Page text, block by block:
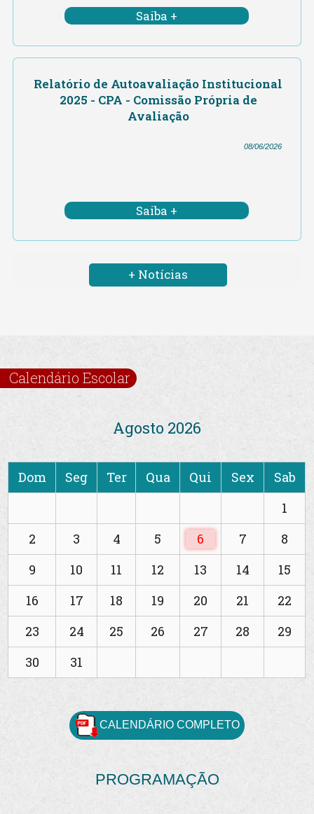
Saiba +
Relatório de Autoavaliação Institucional
2025 - CPA - Comissão Própria de
Avaliação
08/06/2026
Saiba +
+ Notícias
Calendário Escolar
Agosto 2026
Dom Seg Ter Qua Qui Sex
Sab
1
2
3 4 5 6 7
8
9
10 11 12 13 14
15
16
17 18 19 20 21
22
23
24 25 26 27 28
29
30
31
CALENDÁRIO COMPLETO
PROGRAMAÇÃO